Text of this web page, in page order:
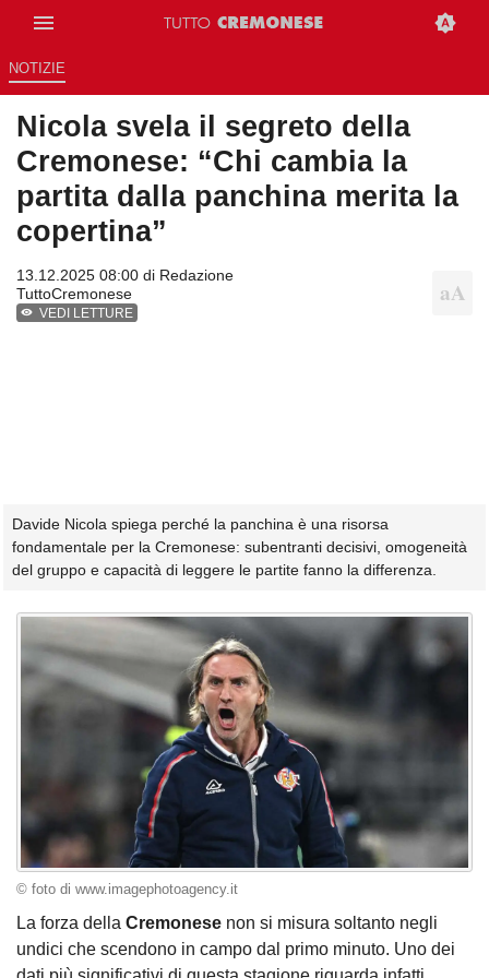
NOTIZIE
Nicola svela il segreto della
Cremonese: “Chi cambia la
partita dalla panchina merita la
copertina”
13.12.2025 08:00 di Redazione
TuttoCremonese
VEDI LETTURE
Davide Nicola spiega perché la panchina è una risorsa
fondamentale per la Cremonese: subentranti decisivi, omogeneità
del gruppo e capacità di leggere le partite fanno la differenza.
© foto di www.imagephotoagency.it
La forza della Cremonese non si misura soltanto negli
undici che scendono in campo dal primo minuto. Uno dei